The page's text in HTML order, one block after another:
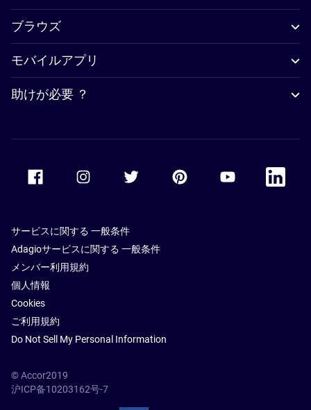
ブラウズ
モバイルアプリ
助けが必要 ？
Accor Youtube
Accor
サービスに関する 一般条件
Adagioサービスに関する 一般条件
メンバー利用規約
個人情報
Cookies
ご利用規約
Do Not Sell My Personal Information
© Accor2019
沪ICP备10203162号-7